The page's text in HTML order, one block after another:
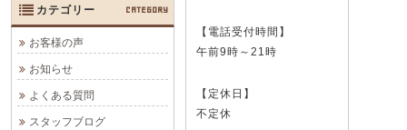
【電話受付時間】
午前9時～21時
【定休日】
不定休
カテゴリー CATEGORY
お客様の声
お知らせ
よくある質問
スタッフブログ